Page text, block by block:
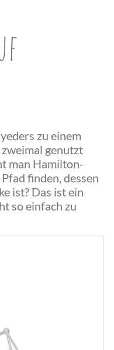
zu einem
zweimal genutzt
man Hamilton-
finden, dessen
ist? Das ist ein
so einfach zu